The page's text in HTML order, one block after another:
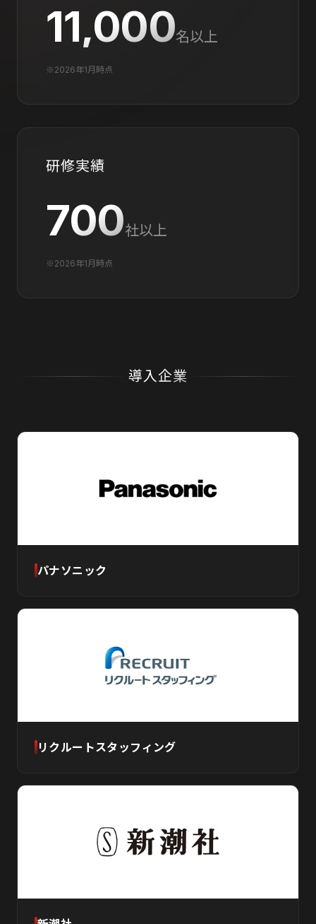
11,000名以上
※2026年1月時点
研修実績
700社以上
※2026年1月時点
導入企業
パナソニック
リクルートスタッフィング